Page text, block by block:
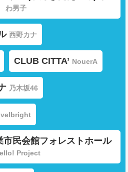
わ男子
西野カナ
CLUB CITTA’ NouerA
乃木坂46
民会館フォレストホール
Project